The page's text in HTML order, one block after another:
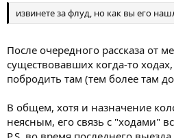
извинете за флуд, но как вы его
После очередного рассказа от
существовавших когда-то
побродить там (тем более там
В общем, хотя и назначение
неясным, его связь с "ходами"